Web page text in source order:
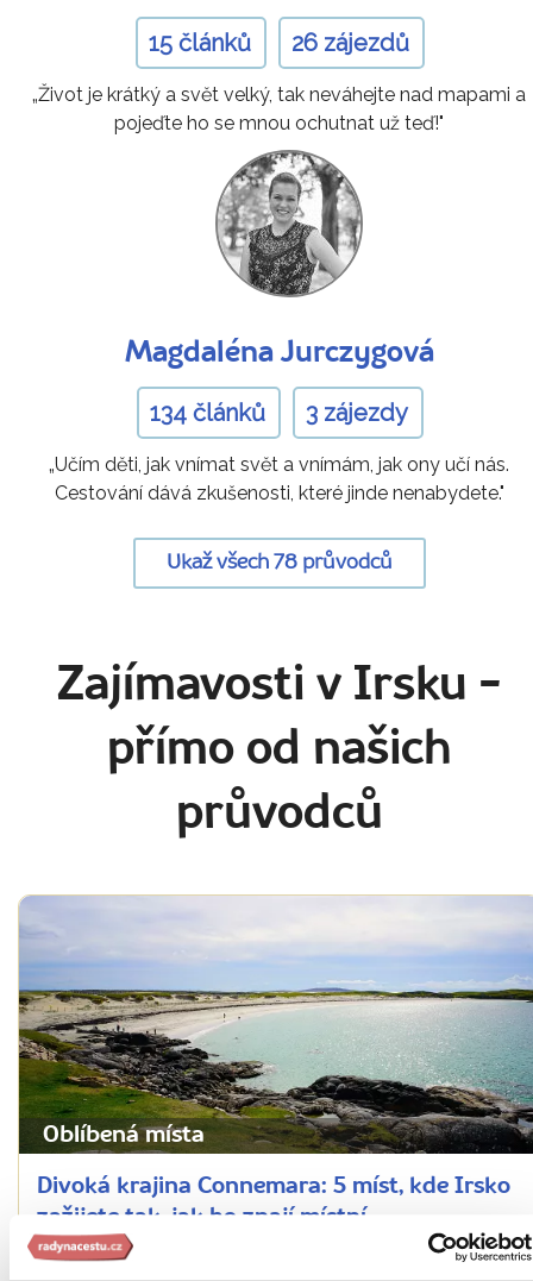
15 článků 26 zájezdů
„Život je krátký a svět velký, tak neváhejte nad mapami a
pojeďte ho se mnou ochutnat už teď!"
Magdaléna Jurczygová
134 článků 3 zájezdy
„Učím děti, jak vnímat svět a vnímám, jak ony učí nás.
Cestování dává zkušenosti, které jinde nenabydete."
Ukaž všech 78 průvodců
Zajímavosti v Irsku -
přímo od našich
průvodců
Oblíbená místa
Divoká krajina Connemara: 5 míst, kde Irsko
zažijete tak, jak ho znají místní